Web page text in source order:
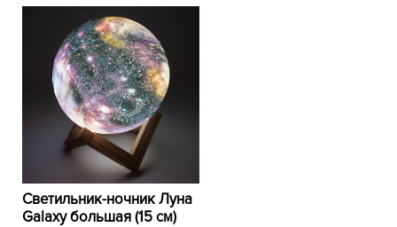
Светильник-ночник Луна
Galaxy большая (15 см)